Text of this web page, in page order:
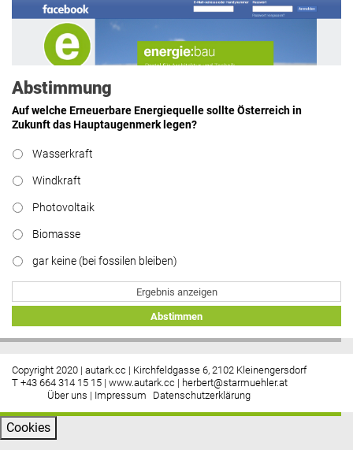
Roland Mösl: „Man wollte wohl
Kasse machen statt neue Produkte
erfinden.“ lesen
Hier geht’s zu allen Kommentaren
Abstimmung
Auf welche Erneuerbare Energiequelle sollte Österreich in
Zukunft das Hauptaugenmerk legen?
Wasserkraft
Windkraft
Photovoltaik
Biomasse
gar keine (bei fossilen bleiben)
Ergebnis anzeigen
Abstimmen
Copyright 2020 | autark.cc | Kirchfeldgasse 6, 2102 Kleinengersdorf
T +43 664 314 15 15 | www.autark.cc | herbert@starmuehler.at
Über uns | Impressum Datenschutzerklärung
Cookies